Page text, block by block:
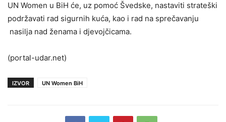
UN Women u BiH će, uz pomoć Švedske, nastaviti strateški
podržavati rad sigurnih kuća, kao i rad na sprečavanju
nasilja nad ženama i djevojčicama.
(portal-udar.net)
IZVOR UN Women BiH